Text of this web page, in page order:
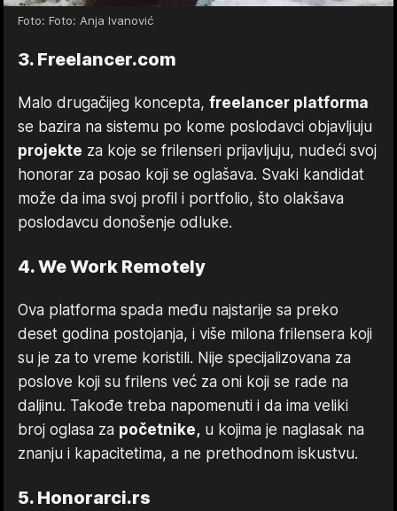
Foto: Foto: Anja Ivanović
3. Freelancer.com
Malo drugačijeg koncepta, freelancer platforma
se bazira na sistemu po kome poslodavci objavljuju
projekte za koje se frilenseri prijavljuju, nudeći svoj
honorar za posao koji se oglašava. Svaki kandidat
može da ima svoj profil i portfolio, što olakšava
poslodavcu donošenje odluke.
4. We Work Remotely
Ova platforma spada među najstarije sa preko
deset godina postojanja, i više milona frilensera koji
su je za to vreme koristili. Nije specijalizovana za
poslove koji su frilens već za oni koji se rade na
daljinu. Takođe treba napomenuti i da ima veliki
broj oglasa za početnike, u kojima je naglasak na
znanju i kapacitetima, a ne prethodnom iskustvu.
5. Honorarci.rs